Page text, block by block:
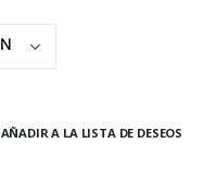
AÑADIR A LA LISTA DE DESEOS